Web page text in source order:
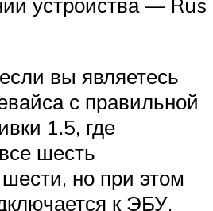
устройства — Rus
вы являетесь
с правильной
1.5, где
шесть
но при этом
к ЭБУ,